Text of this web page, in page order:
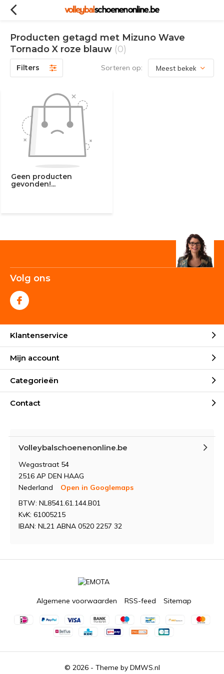
Producten getagd met Mizuno Wave
Tornado X roze blauw (0)
Filters Sorteren op:
Geen producten
gevonden!...
Volg ons
Klantenservice
Mijn account
Categorieën
Contact
Volleybalschoenenonline.be
Wegastraat 54
2516 AP DEN HAAG
Nederland
Open in Googlemaps
BTW: NL8541.61.144.B01
KvK: 61005215
IBAN: NL21 ABNA 0520 2257 32
© 2026 - Theme by DMWS.nl
Algemene voorwaarden RSS-feed Sitemap